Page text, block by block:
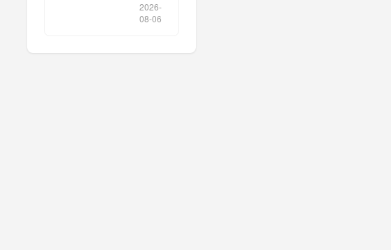
生意，
而是库
看起来
2026-
08-06